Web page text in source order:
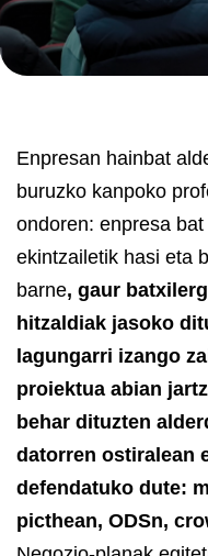
Enpresan hainbat
buruzko kanpoko
ondoren: enpresa
ekintzailetik hasi eta
barne, gaur
hitzaldiak jasoko
lagungarri izango
proiektua abian
behar dituzten
datorren ostiralean
defendatuko dute:
picthean, ODSn,